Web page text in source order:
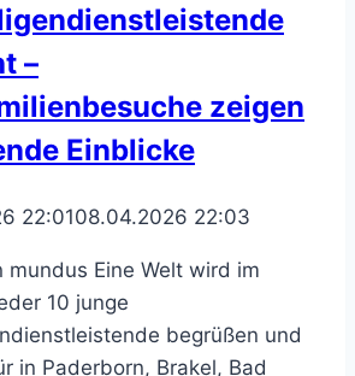
Libori
–
zeigen
Einblicke
22:0108.04.2026 22:03
mundus Eine Welt wird im
10 junge
begrüßen und
in Paderborn, Brakel, Bad